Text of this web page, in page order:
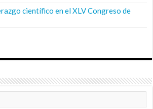
científico en el XLV Congreso de